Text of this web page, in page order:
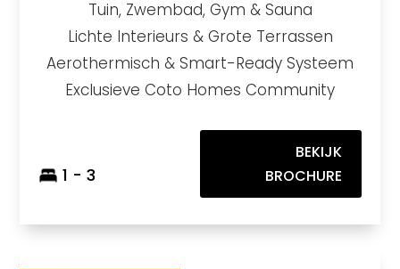
Tuin, Zwembad, Gym & Sauna
Lichte Interieurs & Grote Terrassen
Aerothermisch & Smart-Ready Systeem
Exclusieve Coto Homes Community
1 - 3
BEKIJK
BROCHURE